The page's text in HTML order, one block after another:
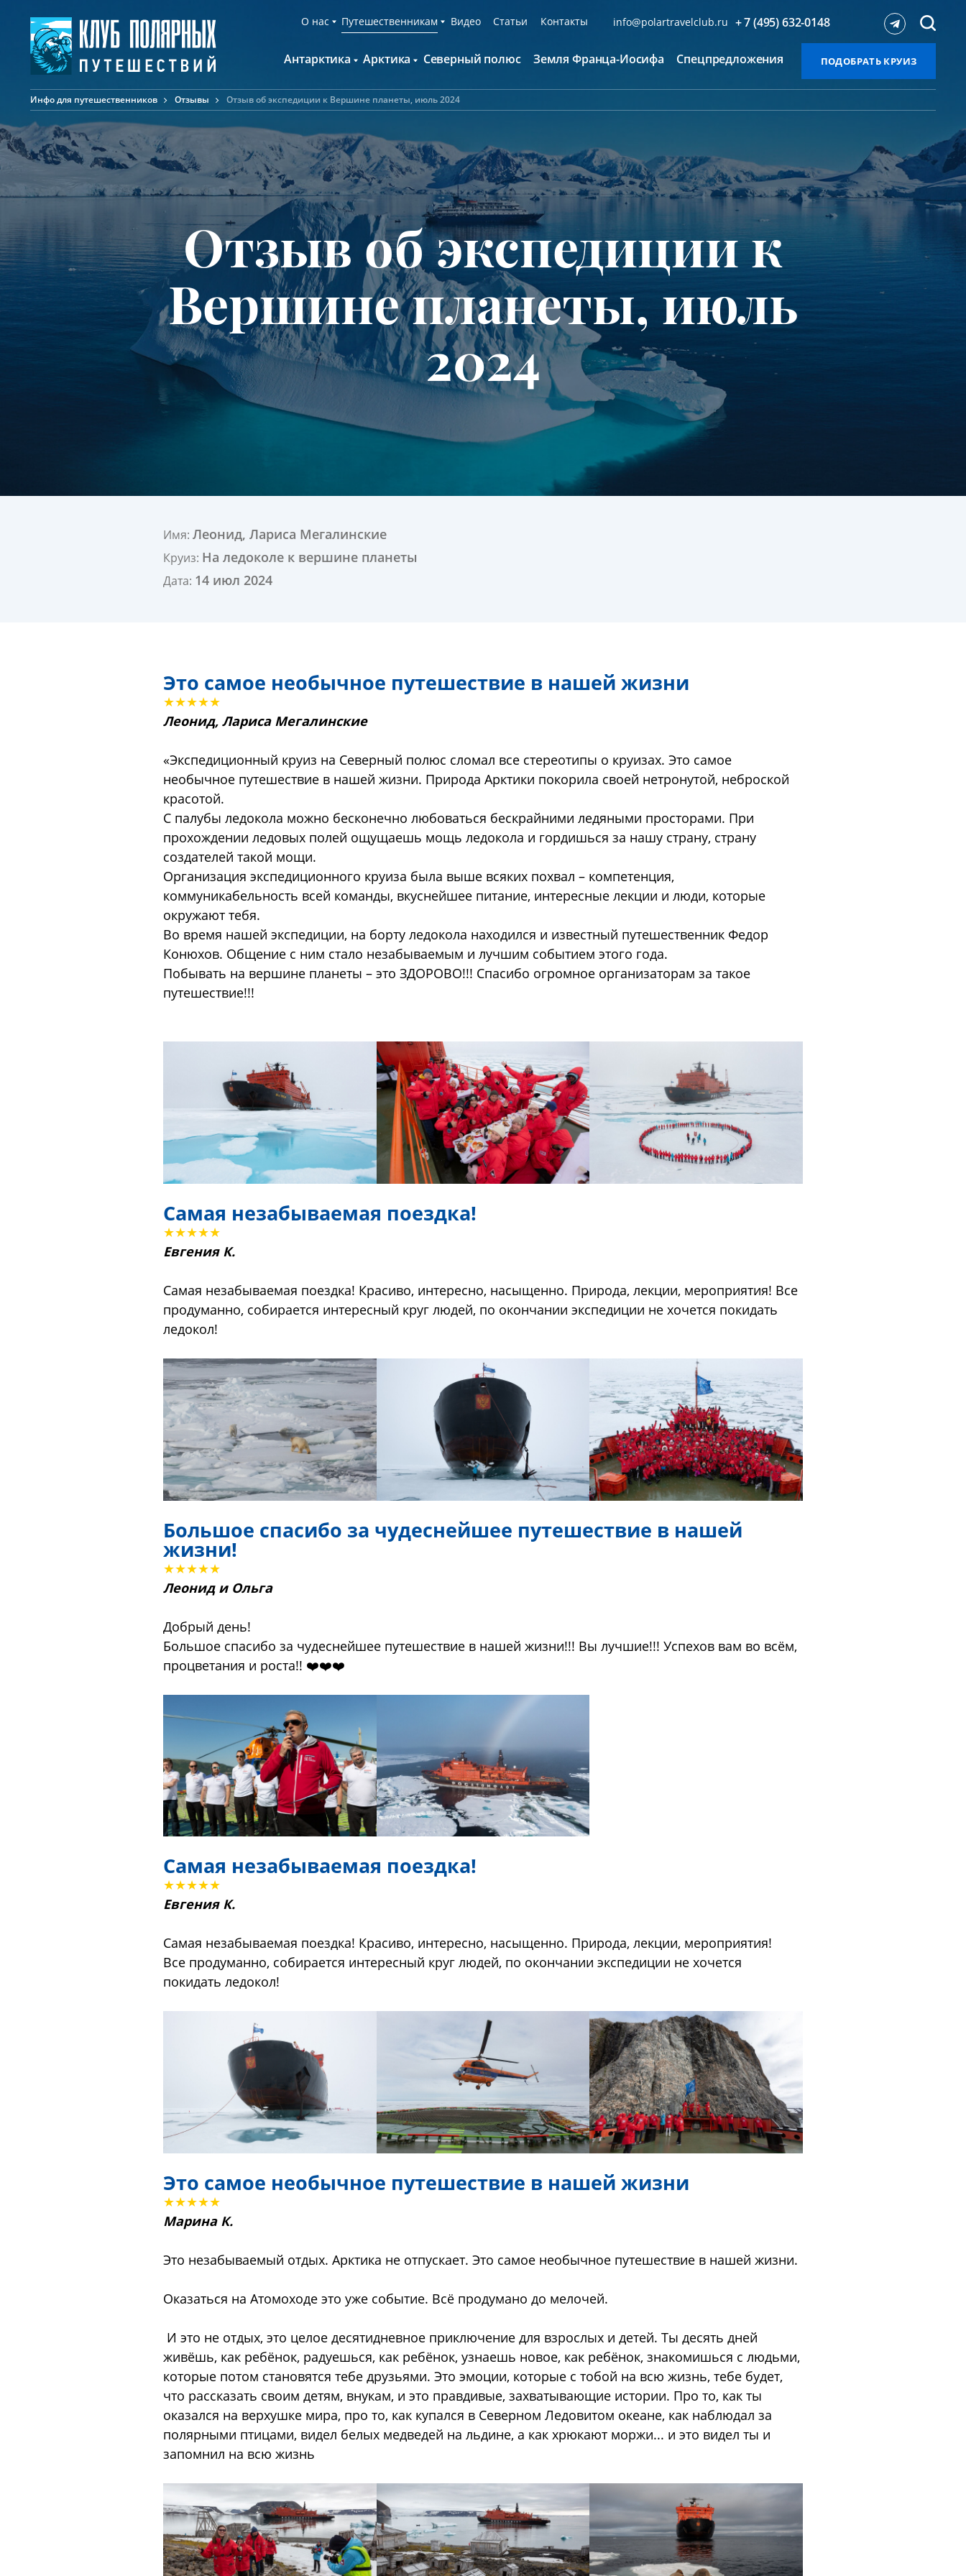
О нас
О компании
С нами путешествуют
Экспедиционная команда
Пресс-центр
Мы помогаем
Наши партнёры
Вакансии
Контакты
Обратная связь
Путешественникам
Русскоязычные группы
Наши суда
Дополнительные опции
Фирменная парка
Что брать с собой
Клуб привилегий
Каталоги
Отзывы
Вопросы и ответы
Специальные мероприятия
Подарочный сертификат
Видео Статьи Контакты info@polartravelclub.ru + 7 (495) 632-0148
Антарктика
Антарктида и Южный полярный круг
Континент Антарктида Новый год
Фолклендские о-ва и Южная Георгия
Фолклендские о-ва, Южная Георгия и
Антарктида
Арктика
Британские острова
Исландия
Шпицберген
Северный полюс Земля Франца-Иосифа Спецпредложения ПОДОБРАТЬ КРУИЗ
Инфо для путешественников Отзывы Отзыв об экспедиции к Вершине планеты, июль 2024
Отзыв об экспедиции к
Вершине планеты, июль
2024
Имя: Леонид, Лариса Мегалинские
Круиз: На ледоколе к вершине планеты
Дата: 14 июл 2024
Это самое необычное путешествие в нашей жизни
★★★★★
Леонид, Лариса Мегалинские
«Экспедиционный круиз на Северный полюс сломал все стереотипы о круизах. Это самое
необычное путешествие в нашей жизни. Природа Арктики покорила своей нетронутой, неброской
красотой.
С палубы ледокола можно бесконечно любоваться бескрайними ледяными просторами. При
прохождении ледовых полей ощущаешь мощь ледокола и гордишься за нашу страну, страну
создателей такой мощи.
Организация экспедиционного круиза была выше всяких похвал – компетенция,
коммуникабельность всей команды, вкуснейшее питание, интересные лекции и люди, которые
окружают тебя.
Во время нашей экспедиции, на борту ледокола находился и известный путешественник Федор
Конюхов. Общение с ним стало незабываемым и лучшим событием этого года.
Побывать на вершине планеты – это ЗДОРОВО!!! Спасибо огромное организаторам за такое
путешествие!!!
Самая незабываемая поездка!
★★★★★
Евгения К.
Самая незабываемая поездка! Красиво, интересно, насыщенно. Природа, лекции, мероприятия! Все
продуманно, собирается интересный круг людей, по окончании экспедиции не хочется покидать
ледокол!
Большое спасибо за чудеснейшее путешествие в нашей
жизни!
★★★★★
Леонид и Ольга
Добрый день!
Большое спасибо за чудеснейшее путешествие в нашей жизни!!! Вы лучшие!!! Успехов вам во всём,
процветания и роста!! ❤️❤️❤️
Самая незабываемая поездка!
★★★★★
Евгения К.
Самая незабываемая поездка! Красиво, интересно, насыщенно. Природа, лекции, мероприятия!
Все продуманно, собирается интересный круг людей, по окончании экспедиции не хочется
покидать ледокол!
Это самое необычное путешествие в нашей жизни
★★★★★
Марина К.
Это незабываемый отдых. Арктика не отпускает. Это самое необычное путешествие в нашей жизни.
Оказаться на Атомоходе это уже событие. Всё продумано до мелочей.
И это не отдых, это целое десятидневное приключение для взрослых и детей. Ты десять дней
живёшь, как ребёнок, радуешься, как ребёнок, узнаешь новое, как ребёнок, знакомишься с людьми,
которые потом становятся тебе друзьями. Это эмоции, которые с тобой на всю жизнь, тебе будет,
что рассказать своим детям, внукам, и это правдивые, захватывающие истории. Про то, как ты
оказался на верхушке мира, про то, как купался в Северном Ледовитом океане, как наблюдал за
полярными птицами, видел белых медведей на льдине, а как хрюкают моржи... и это видел ты и
запомнил на всю жизнь